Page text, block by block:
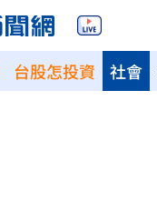
台股怎投資 社會